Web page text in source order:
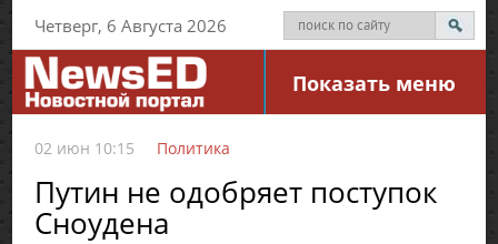
Четверг, 6 Августа 2026
Показать меню
02 июн 10:15 Политика
Путин не одобряет поступок
Сноудена